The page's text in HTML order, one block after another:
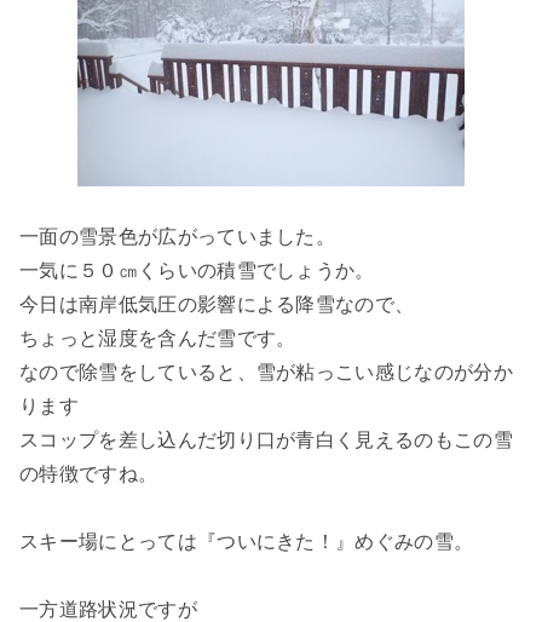
一面の雪景色が広がっていました。
一気に５０㎝くらいの積雪でしょうか。
今日は南岸低気圧の影響による降雪なので、
ちょっと湿度を含んだ雪です。
なので除雪をしていると、雪が粘っこい感じなのが分か
ります
スコップを差し込んだ切り口が青白く見えるのもこの雪
の特徴ですね。
スキー場にとっては『ついにきた！』めぐみの雪。
一方道路状況ですが